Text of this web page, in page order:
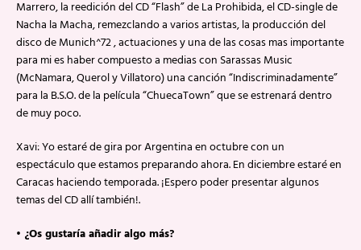
Marrero, la reedición del CD “Flash” de La Prohibida, el CD-single de
Nacha la Macha, remezclando a varios artistas, la producción del
disco de Munich^72 , actuaciones y una de las cosas mas importante
para mi es haber compuesto a medias con Sarassas Music
(McNamara, Querol y Villatoro) una canción “Indiscriminadamente”
para la B.S.O. de la película “ChuecaTown” que se estrenará dentro
de muy poco.
Xavi: Yo estaré de gira por Argentina en octubre con un
espectáculo que estamos preparando ahora. En diciembre estaré en
Caracas haciendo temporada. ¡Espero poder presentar algunos
temas del CD allí también!.
• ¿Os gustaría añadir algo más?